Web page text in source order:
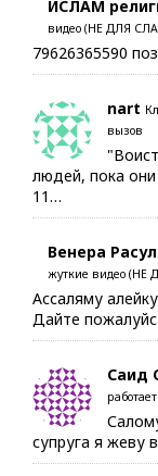
ИСЛАМ
видео (НЕ ДЛЯ
79626365590
nart
вызов
людей, пока
11…
Венера
жуткие видео
Ассаляму
Дайте
Саид
супруга я жеву